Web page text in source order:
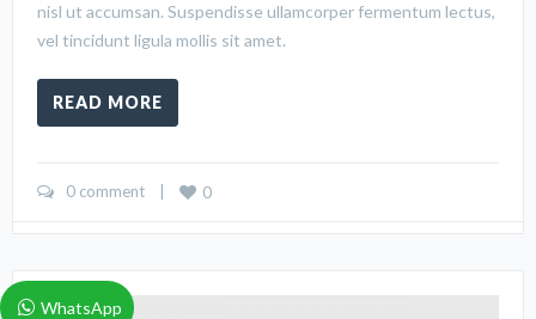
nisl ut accumsan. Suspendisse ullamcorper fermentum lectus,
vel tincidunt ligula mollis sit amet.
READ MORE
0 comment 0
WhatsApp